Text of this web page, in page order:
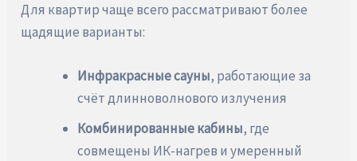
Для квартир чаще всего рассматривают более
щадящие варианты:
Инфракрасные сауны, работающие за
счёт длинноволнового излучения
Комбинированные кабины, где
совмещены ИК-нагрев и умеренный